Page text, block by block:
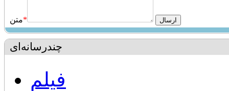
متن*
چندرسانه‌ای
فیلم